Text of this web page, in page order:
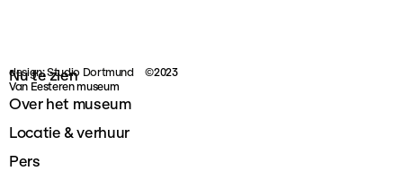
Nu te zien
Over het museum
Locatie & verhuur
Pers
design: Studio Dortmund
©2023
Van Eesteren museum